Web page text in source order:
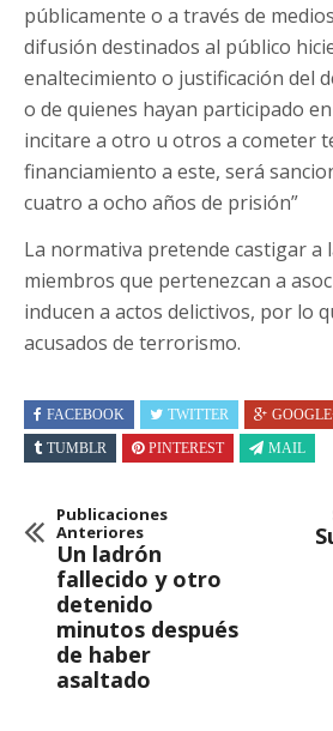
públicamente o a través de
difusión destinados al público
enaltecimiento o justificación del
o de quienes hayan participado
incitare a otro u otros a cometer
financiamiento a este, será
cuatro a ocho años de prisión”
La normativa pretende castigar a
miembros que pertenezcan a
inducen a actos delictivos, por lo
acusados de terrorismo.
FACEBOOK TWITTER
TUMBLR
PINTEREST MAIL
Publicaciones
Anteriores
Un ladrón
fallecido y otro
detenido
minutos después
de haber
asaltado